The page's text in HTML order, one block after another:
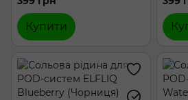
Купити